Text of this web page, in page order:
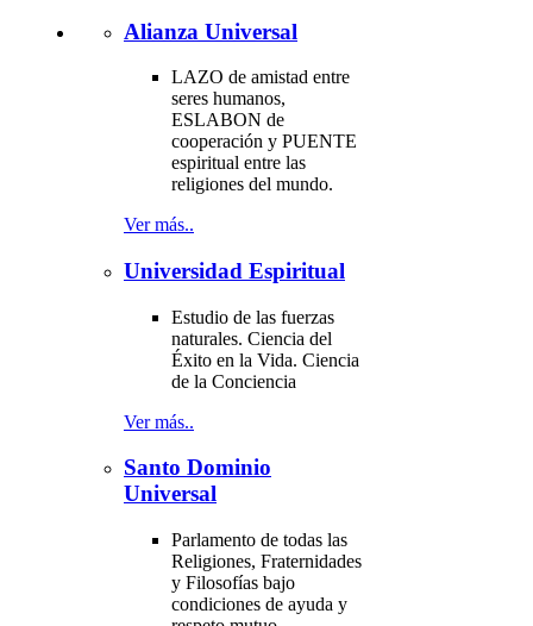
Alianza Universal
LAZO de amistad entre
seres humanos,
ESLABON de
cooperación y PUENTE
espiritual entre las
religiones del mundo.
Ver más..
Universidad Espiritual
Estudio de las fuerzas
naturales. Ciencia del
Éxito en la Vida. Ciencia
de la Conciencia
Ver más..
Santo Dominio
Universal
Parlamento de todas las
Religiones, Fraternidades
y Filosofías bajo
condiciones de ayuda y